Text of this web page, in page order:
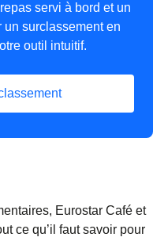
servi à bord et un
surclassement en
outil intuitif.
Eurostar Café et
ce qu’il faut savoir pour